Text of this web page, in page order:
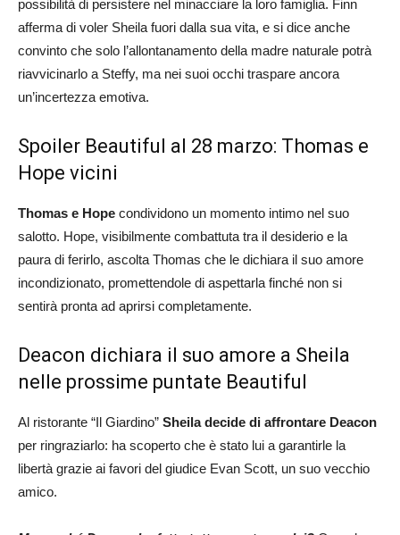
possibilità di persistere nel minacciare la loro famiglia. Finn
afferma di voler Sheila fuori dalla sua vita, e si dice anche
convinto che solo l’allontanamento della madre naturale potrà
riavvicinarlo a Steffy, ma nei suoi occhi traspare ancora
un’incertezza emotiva.
Spoiler Beautiful al 28 marzo: Thomas e
Hope vicini
Thomas e Hope condividono un momento intimo nel suo
salotto. Hope, visibilmente combattuta tra il desiderio e la
paura di ferirlo, ascolta Thomas che le dichiara il suo amore
incondizionato, promettendole di aspettarla finché non si
sentirà pronta ad aprirsi completamente.
Deacon dichiara il suo amore a Sheila
nelle prossime puntate Beautiful
Al ristorante “Il Giardino” Sheila decide di affrontare Deacon
per ringraziarlo: ha scoperto che è stato lui a garantirle la
libertà grazie ai favori del giudice Evan Scott, un suo vecchio
amico.